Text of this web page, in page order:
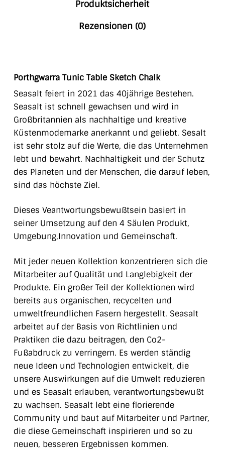
Produktsicherheit
Rezensionen (0)
Porthgwarra Tunic Table Sketch Chalk
Seasalt feiert in 2021 das 40jährige Bestehen.
Seasalt ist schnell gewachsen und wird in
Großbritannien als nachhaltige und kreative
Küstenmodemarke anerkannt und geliebt. Sesalt
ist sehr stolz auf die Werte, die das Unternehmen
lebt und bewahrt. Nachhaltigkeit und der Schutz
des Planeten und der Menschen, die darauf leben,
sind das höchste Ziel.
Dieses Veantwortungsbewußtsein basiert in
seiner Umsetzung auf den 4 Säulen Produkt,
Umgebung,Innovation und Gemeinschaft.
Mit jeder neuen Kollektion konzentrieren sich die
Mitarbeiter auf Qualität und Langlebigkeit der
Produkte. Ein großer Teil der Kollektionen wird
bereits aus organischen, recycelten und
umweltfreundlichen Fasern hergestellt. Seasalt
arbeitet auf der Basis von Richtlinien und
Praktiken die dazu beitragen, den Co2-
Fußabdruck zu verringern. Es werden ständig
neue Ideen und Technologien entwickelt, die
unsere Auswirkungen auf die Umwelt reduzieren
und es Seasalt erlauben, verantwortungsbewußt
zu wachsen. Seasalt lebt eine florierende
Community und baut auf Mitarbeiter und Partner,
die diese Gemeinschaft inspirieren und so zu
neuen, besseren Ergebnissen kommen.